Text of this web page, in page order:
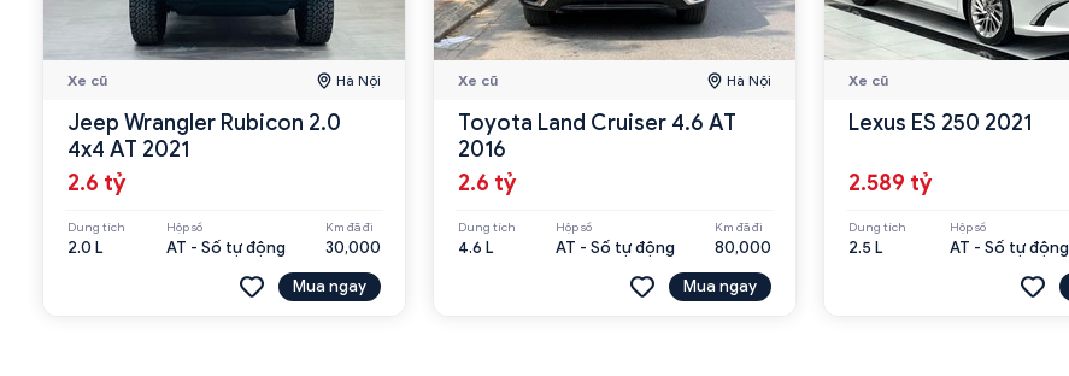
Xe cũ Hà Nội
Jeep Wrangler Rubicon 2.0
4x4 AT 2021
2.6 tỷ
Dung tích
2.0 L
Hộp số
AT - Số tự động
Km đã đi
30,000
Mua ngay
Xe cũ Hà Nội
Toyota Land Cruiser 4.6 AT
2016
2.6 tỷ
Dung tích
4.6 L
Hộp số
AT - Số tự động
Km đã đi
80,000
Mua ngay
Xe cũ
Lexus ES 250 2021
2.589 tỷ
Dung tích
2.5 L
Hộp số
AT - Số tự động